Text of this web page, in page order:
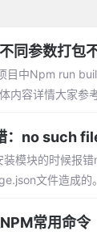
同参数打包
目中Npm run
内容详情大家
：no such
模块的时候报
文件造成
常用命令